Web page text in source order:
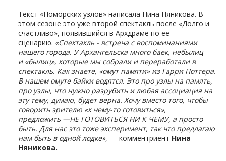
Текст «Поморских узлов» написала Нина Няникова. В
этом сезоне это уже второй спектакль после «Долго и
счастливо», появившийся в Архдраме по её
сценарию. «Спектакль - встреча с воспоминаниями
нашего города. У Архангельска много баек, небылиц
и «былиц», которые мы собрали и переработали в
спектакль. Как знаете, «омут памяти» из Гарри Поттера.
В нашем омуте байки водятся. Это про узлы на память,
про узлы, что нужно разрубить и любая ассоциация на
эту тему, думаю, будет верна. Хочу вместо того, чтобы
говорить зрителю «к чему-то готовиться»,
предложить —НЕ ГОТОВИТЬСЯ НИ К ЧЕМУ, а просто
быть. Для нас это тоже эксперимент, так что предлагаю
нам быть в одной лодке», — комментриент Нина
Няникова.